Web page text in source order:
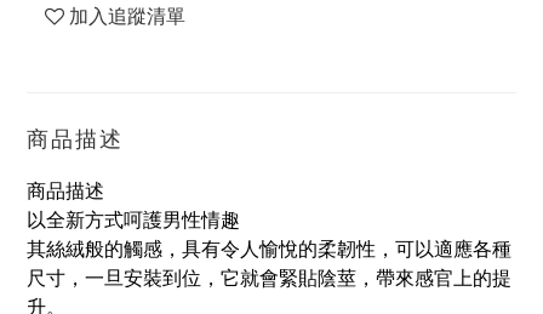
加入追蹤清單
商品描述
商品描述
以全新方式呵護男性情趣
其絲絨般的觸感，具有令人愉悅的柔韌性，可以適應各種
尺寸，一旦安裝到位，它就會緊貼陰莖，帶來感官上的提
升。